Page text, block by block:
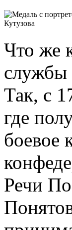
Что же
службы
Так, с
где
боевое
Речи